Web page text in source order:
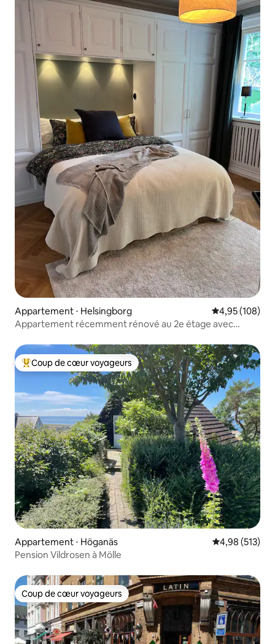
Appartement ⋅ Helsingborg Évaluation
4,95 (108)
Appartement récemment rénové au 2e étage avec
Coups de cœur voyageurs les plus appréciés
Coup de cœur voyageurs
Appartement ⋅ Höganäs Évaluation
4,98 (513)
Pension Vildrosen à Mölle
Coup de cœur voyageurs
Coup de cœur voyageurs